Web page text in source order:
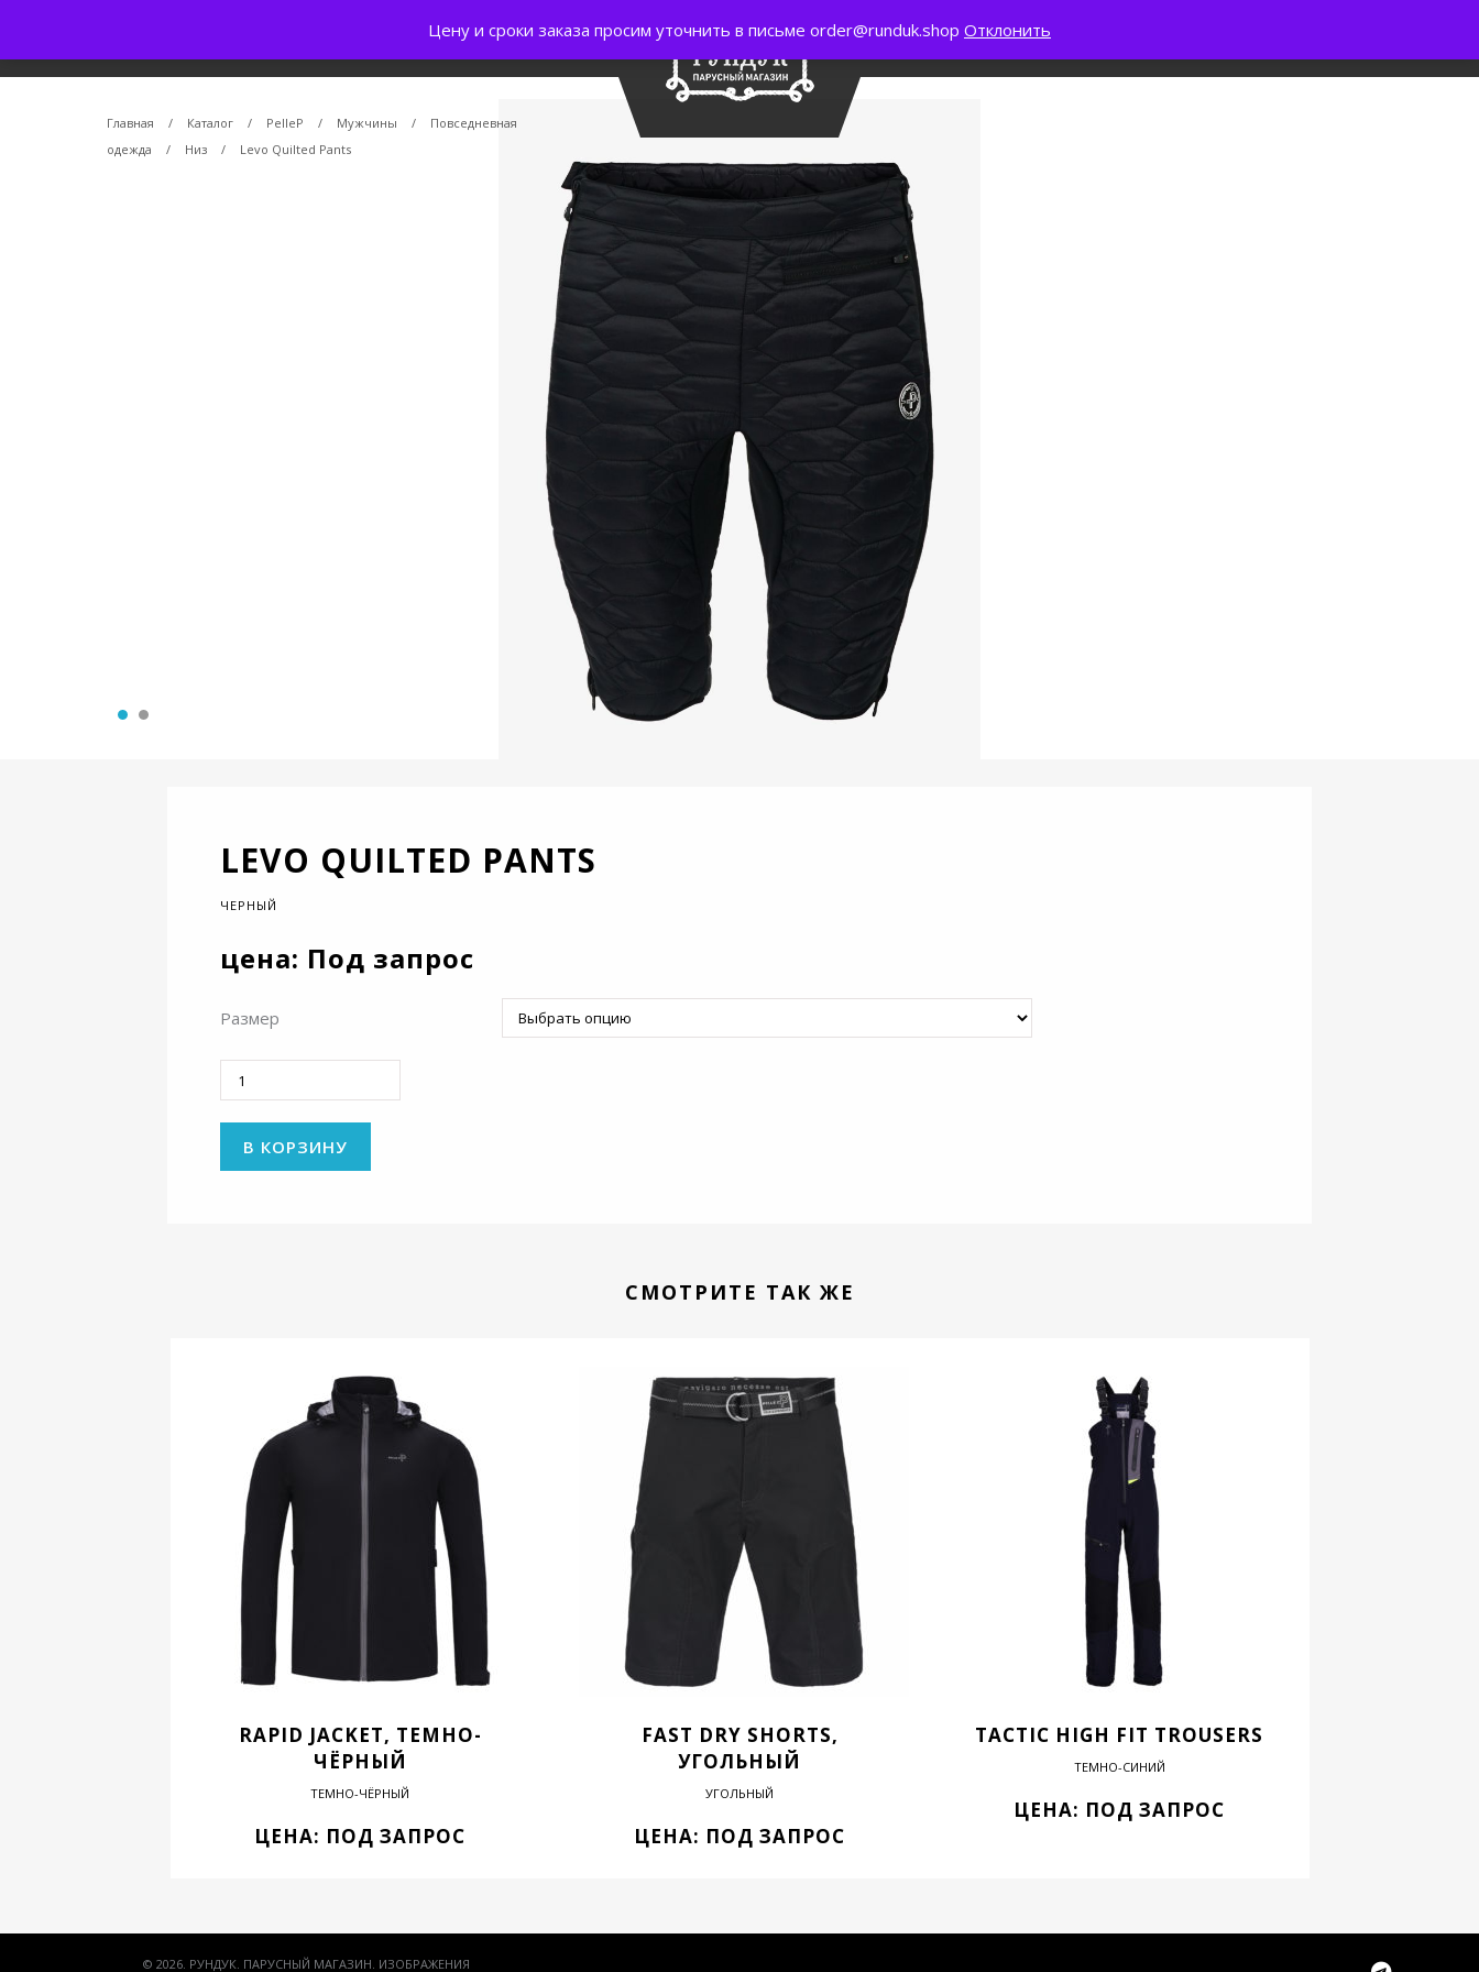
Главная / Каталог / PelleP / Мужчины /
Повседневная
одежда
/ Низ / Levo Quilted Pants
LEVO QUILTED PANTS
ЧЕРНЫЙ
цена: Под запрос
Размер
Количество
В КОРЗИНУ
СМОТРИТЕ ТАК ЖЕ
RAPID JACKET, ТЕМНО-
ЧЁРНЫЙ
ТЕМНО-ЧЁРНЫЙ
ЦЕНА: ПОД ЗАПРОС
FAST DRY SHORTS,
УГОЛЬНЫЙ
УГОЛЬНЫЙ
ЦЕНА: ПОД ЗАПРОС
TACTIC HIGH FIT TROUSERS
ТЕМНО-СИНИЙ
ЦЕНА: ПОД ЗАПРОС
© 2026. РУНДУК. ПАРУСНЫЙ МАГАЗИН. ИЗОБРАЖЕНИЯ
Цену и сроки заказа просим уточнить в письме order@runduk.shop Отклонить